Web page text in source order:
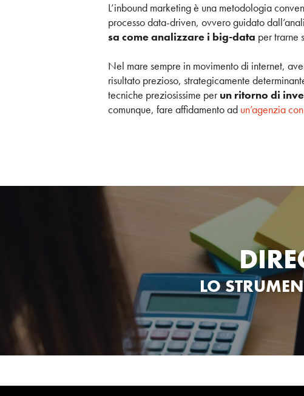
L’inbound marketing è una metodologia
processo data-driven, ovvero guidato
sa come analizzare i big-data per trarne
Nel mare sempre in movimento di internet,
risultato prezioso, strategicamente
tecniche preziosissime perun ritorno di
comunque, fare affidamento ad un’agenzia
LO